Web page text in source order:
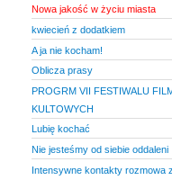
Nowa jakość w życiu miasta
kwiecień z dodatkiem
A ja nie kocham!
Oblicza prasy
PROGRM VII FESTIWALU
KULTOWYCH
Lubię kochać
Nie jesteśmy od siebie oddaleni
Intensywne kontakty rozmowa